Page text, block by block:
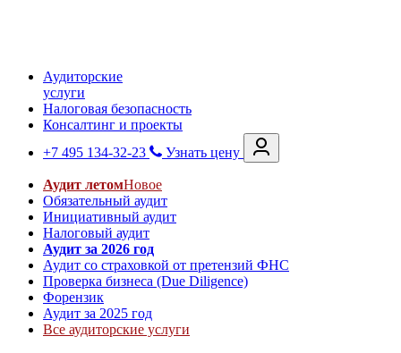
Аудиторские
услуги
Налоговая безопасность
Консалтинг и проекты
+7 495 134-32-23
Узнать цену
Аудит летомНовое
Обязательный аудит
Инициативный аудит
Налоговый аудит
Аудит за 2026 год
Аудит со страховкой от претензий ФНС
Проверка бизнеса (Due Diligence)
Форензик
Аудит за 2025 год
Все аудиторские услуги